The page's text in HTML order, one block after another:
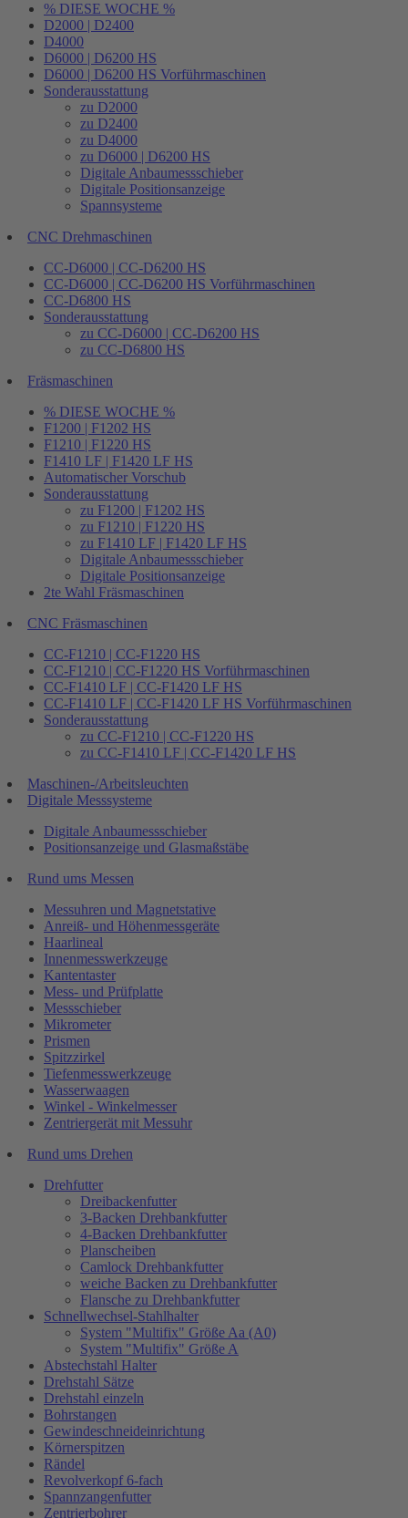
% DIESE WOCHE %
D2000 | D2400
D4000
D6000 | D6200 HS
D6000 | D6200 HS Vorführmaschinen
Sonderausstattung
zu D2000
zu D2400
zu D4000
zu D6000 | D6200 HS
Digitale Anbaumessschieber
Digitale Positionsanzeige
Spannsysteme
CNC Drehmaschinen
CC-D6000 | CC-D6200 HS
CC-D6000 | CC-D6200 HS Vorführmaschinen
CC-D6800 HS
Sonderausstattung
zu CC-D6000 | CC-D6200 HS
zu CC-D6800 HS
Fräsmaschinen
% DIESE WOCHE %
F1200 | F1202 HS
F1210 | F1220 HS
F1410 LF | F1420 LF HS
Automatischer Vorschub
Sonderausstattung
zu F1200 | F1202 HS
zu F1210 | F1220 HS
zu F1410 LF | F1420 LF HS
Digitale Anbaumessschieber
Digitale Positionsanzeige
2te Wahl Fräsmaschinen
CNC Fräsmaschinen
CC-F1210 | CC-F1220 HS
CC-F1210 | CC-F1220 HS Vorführmaschinen
CC-F1410 LF | CC-F1420 LF HS
CC-F1410 LF | CC-F1420 LF HS Vorführmaschinen
Sonderausstattung
zu CC-F1210 | CC-F1220 HS
zu CC-F1410 LF | CC-F1420 LF HS
Maschinen-/Arbeitsleuchten
Digitale Messsysteme
Digitale Anbaumessschieber
Positionsanzeige und Glasmaßstäbe
Rund ums Messen
Messuhren und Magnetstative
Anreiß- und Höhenmessgeräte
Haarlineal
Innenmesswerkzeuge
Kantentaster
Mess- und Prüfplatte
Messschieber
Mikrometer
Prismen
Spitzzirkel
Tiefenmesswerkzeuge
Wasserwaagen
Winkel - Winkelmesser
Zentriergerät mit Messuhr
Rund ums Drehen
Drehfutter
Dreibackenfutter
3-Backen Drehbankfutter
4-Backen Drehbankfutter
Planscheiben
Camlock Drehbankfutter
weiche Backen zu Drehbankfutter
Flansche zu Drehbankfutter
Schnellwechsel-Stahlhalter
System "Multifix" Größe Aa (A0)
System "Multifix" Größe A
Abstechstahl Halter
Drehstahl Sätze
Drehstahl einzeln
Bohrstangen
Gewindeschneideinrichtung
Körnerspitzen
Rändel
Revolverkopf 6-fach
Spannzangenfutter
Zentrierbohrer